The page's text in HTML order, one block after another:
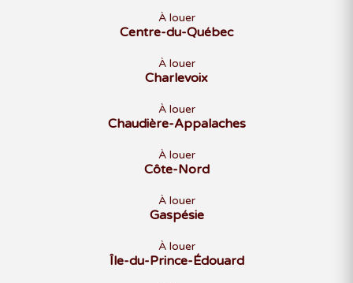
À louer
Centre-du-Québec
À louer
Charlevoix
À louer
Chaudière-Appalaches
À louer
Côte-Nord
À louer
Gaspésie
À louer
Île-du-Prince-Édouard